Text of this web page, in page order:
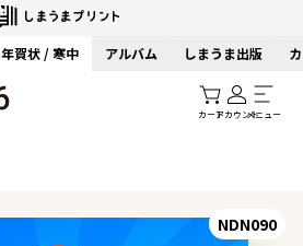
年賀状 / 寒中 アルバム しまうま出版
カートアカウントメニュー
NDN090